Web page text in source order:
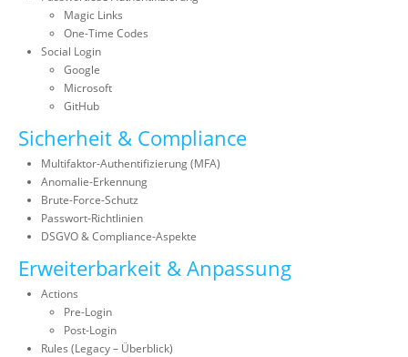
Magic Links
One-Time Codes
Social Login
Google
Microsoft
GitHub
Sicherheit & Compliance
Multifaktor-Authentifizierung (MFA)
Anomalie-Erkennung
Brute-Force-Schutz
Passwort-Richtlinien
DSGVO & Compliance-Aspekte
Erweiterbarkeit & Anpassung
Actions
Pre-Login
Post-Login
Rules (Legacy – Überblick)